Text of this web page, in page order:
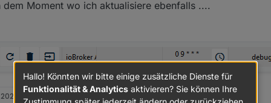
Moment wo ich aktualisiere ebenfalls ....
13:31
Hallo! Könnten wir bitte einige zusätzliche Dienste für
Funktionalität & Analytics aktivieren? Sie können Ihre